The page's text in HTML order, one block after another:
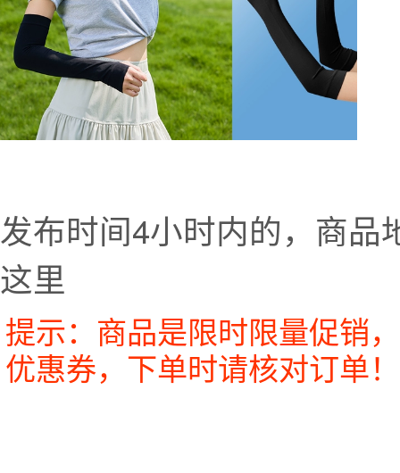
发布时间4小时内的，商品
这里
提示：商品是限时限量促销
优惠券，下单时请核对订单！